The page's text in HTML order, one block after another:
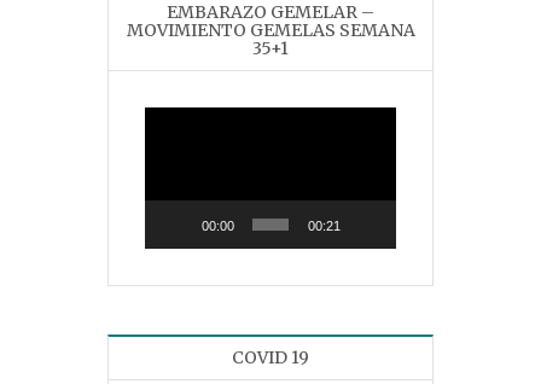
EMBARAZO GEMELAR –
MOVIMIENTO GEMELAS SEMANA
35+1
00:00 00:21
COVID 19